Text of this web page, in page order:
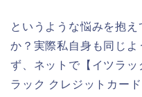
というような悩みを抱
か？実際私自身も同じよ
ず、ネットで【イツラ
ラック クレジットカー